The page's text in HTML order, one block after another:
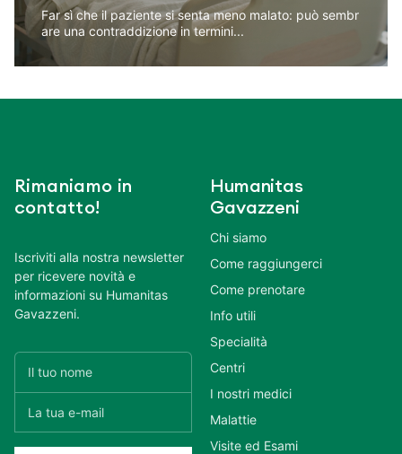
Far sì che il paziente si senta meno malato: può sembr
are una contraddizione in termini...
Rimaniamo in
contatto!
Iscriviti alla nostra newsletter
per ricevere novità e
informazioni su Humanitas
Gavazzeni.
Humanitas
Gavazzeni
Chi siamo
Come raggiungerci
Come prenotare
Info utili
Specialità
Centri
I nostri medici
Malattie
Visite ed Esami